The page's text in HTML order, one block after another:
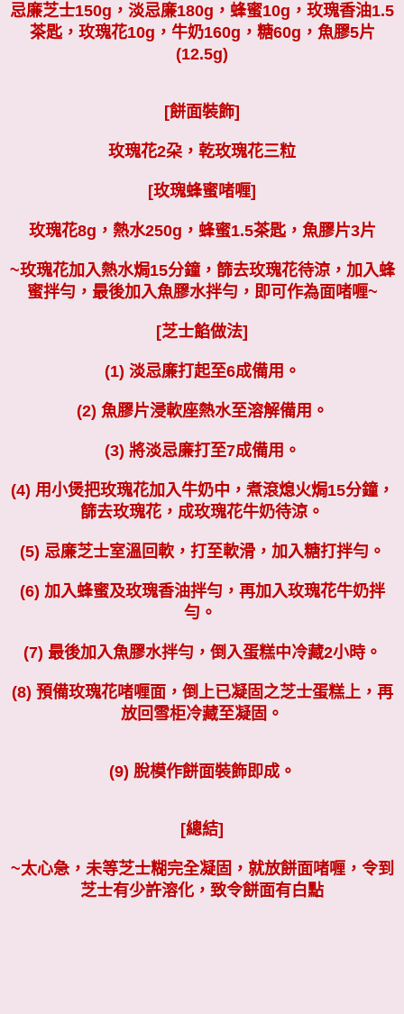
忌廉芝士150g，淡忌廉180g，蜂蜜10g，玫瑰香油1.5
茶匙，玫瑰花10g，牛奶160g，糖60g，魚膠5片
(12.5g)
[餅面裝飾]
玫瑰花2朶，乾玫瑰花三粒
[玫瑰蜂蜜啫喱]
玫瑰花8g，熱水250g，蜂蜜1.5茶匙，魚膠片3片
~玫瑰花加入熱水焗15分鐘，篩去玫瑰花待涼，加入蜂
蜜拌勻，最後加入魚膠水拌勻，即可作為面啫喱~
[芝士餡做法]
(1) 淡忌廉打起至6成備用。
(2) 魚膠片浸軟座熱水至溶解備用。
(3) 將淡忌廉打至7成備用。
(4) 用小煲把玫瑰花加入牛奶中，煮滾熄火焗15分鐘，
篩去玫瑰花，成玫瑰花牛奶待涼。
(5) 忌廉芝士室溫回軟，打至軟滑，加入糖打拌勻。
(6) 加入蜂蜜及玫瑰香油拌勻，再加入玫瑰花牛奶拌
勻。
(7) 最後加入魚膠水拌勻， 倒入蛋糕中冷藏2小時。
(8) 預備玫瑰花啫喱面，倒上已凝固之芝士蛋糕上，再
放回雪柜冷藏至凝固。
(9) 脫模作餅面裝飾即成。
[總結]
~太心急，未等芝士糊完全凝固，就放餅面啫喱，令到
芝士有少許溶化，致令餅面有白點